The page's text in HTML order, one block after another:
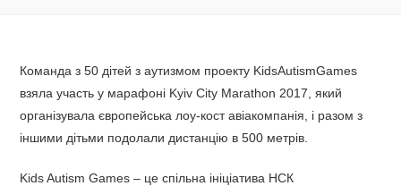
Команда з 50 дітей з аутизмом проекту KidsAutismGames
взяла участь у марафоні Kyiv City Marathon 2017, який
організувала європейська лоу-кост авіакомпанія, і разом з
іншими дітьми подолали дистанцію в 500 метрів.
Kids Autism Games – це спільна ініціатива НСК